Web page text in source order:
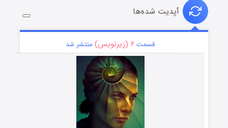
آپدیت شده‌ها
قسمت ۶ (زیرنویس) منتشر شد